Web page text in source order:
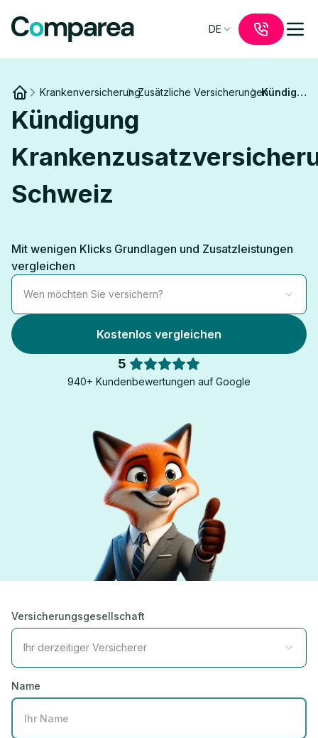
DE
Link to
KrankenversicherungZusätzliche Versicherungen Kündigung
Kündigung
Schweiz
Mit wenigen Klicks Grundlagen und Zusatzleistungen
vergleichen
Wen möchten Sie versichern?
Kostenlos vergleichen
5
940+ Kundenbewertungen auf Google
Versicherungsgesellschaft
Ihr derzeitiger Versicherer
Name